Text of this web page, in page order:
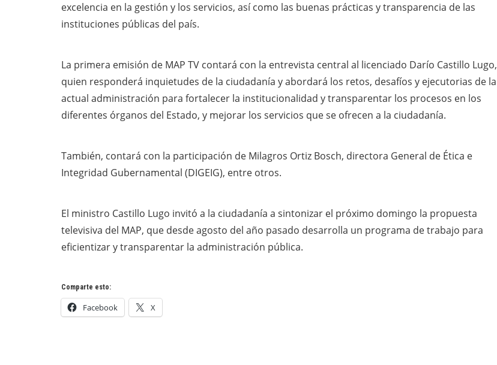
excelencia en la gestión y los servicios, así como las buenas prácticas y transparencia de las
instituciones públicas del país.
La primera emisión de MAP TV contará con la entrevista central al licenciado Darío Castillo Lugo,
quien responderá inquietudes de la ciudadanía y abordará los retos, desafíos y ejecutorias de la
actual administración para fortalecer la institucionalidad y transparentar los procesos en los
diferentes órganos del Estado, y mejorar los servicios que se ofrecen a la ciudadanía.
También, contará con la participación de Milagros Ortiz Bosch, directora General de Ética e
Integridad Gubernamental (DIGEIG), entre otros.
El ministro Castillo Lugo invitó a la ciudadanía a sintonizar el próximo domingo la propuesta
televisiva del MAP, que desde agosto del año pasado desarrolla un programa de trabajo para
eficientizar y transparentar la administración pública.
Comparte esto:
Facebook X